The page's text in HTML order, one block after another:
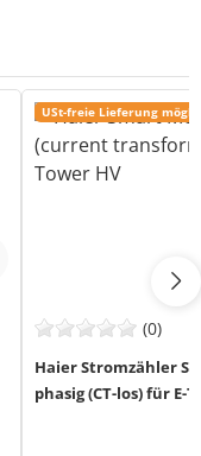
USt-freie Lieferung
(0)
Haier Stromzähler
phasig (CT-los) für E-